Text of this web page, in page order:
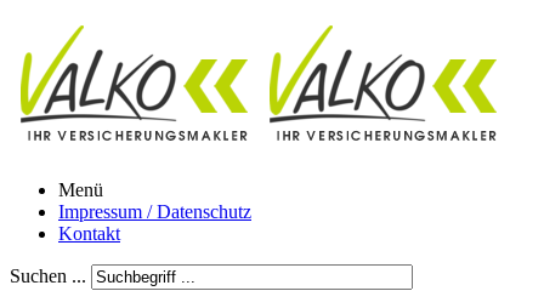
Menü
Impressum / Datenschutz
Kontakt
Suchen ...